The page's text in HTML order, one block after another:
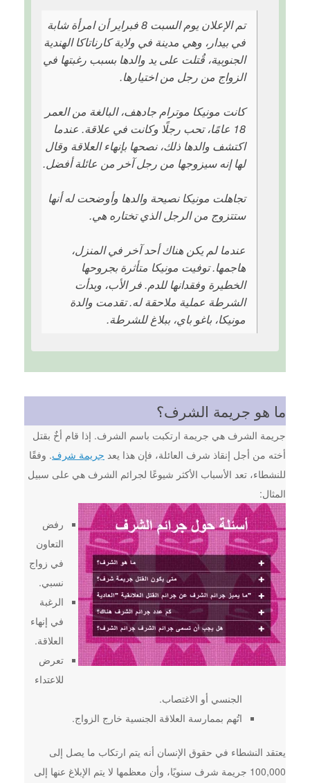
تم الإعلان يوم السبت 8 فبراير أن امرأة شابة
في بيدار، وهي مدينة في ولاية كارناتاكا الهندية
الجنوبية، قُتلت على يد والدها بسبب رغبتها في
الزواج من رجل من اختيارها.
كانت مونيكا موترام جادهف، البالغة من العمر
18 عامًا، تحب رجلًا وكانت في علاقة. عندما
اكتشف والدها ذلك، نصحها بإنهاء العلاقة وقال
لها إنه سيزوجها من رجل آخر من عائلة أفضل.
تجاهلت مونيكا نصيحة والدها وأوضحت له أنها
ستتزوج من الرجل الذي تختاره هي.
عندما لم يكن هناك أحد آخر في المنزل،
هاجمها. توفيت مونيكا متأثرة بجروحها
الخطيرة وفقدانها للدم. فر الأب، وبدأت
الشرطة عملية ملاحقة له. تقدمت والدة
مونيكا، باغو باي، ببلاغ للشرطة.
ما هو جريمة الشرف؟
جريمة الشرف هي جريمة ارتكبت باسم الشرف. إذا قام أخٌ بقتل
أخته من أجل إنقاذ شرف العائلة، فإن هذا يعد جريمة شرف. وفقًا
للنشطاء، تعد الأسباب الأكثر شيوعًا لجرائم الشرف هي على سبيل
المثال:
رفض
التعاون
في زواج
نسبي.
الرغبة
في إنهاء
العلاقة.
تعرض
للاعتداء
الجنسي أو الاغتصاب.
اتُهم بممارسة العلاقة الجنسية خارج الزواج.
يعتقد النشطاء في حقوق الإنسان أنه يتم ارتكاب ما يصل إلى
100,000 جريمة شرف سنويًا، وأن معظمها لا يتم الإبلاغ عنها إلى